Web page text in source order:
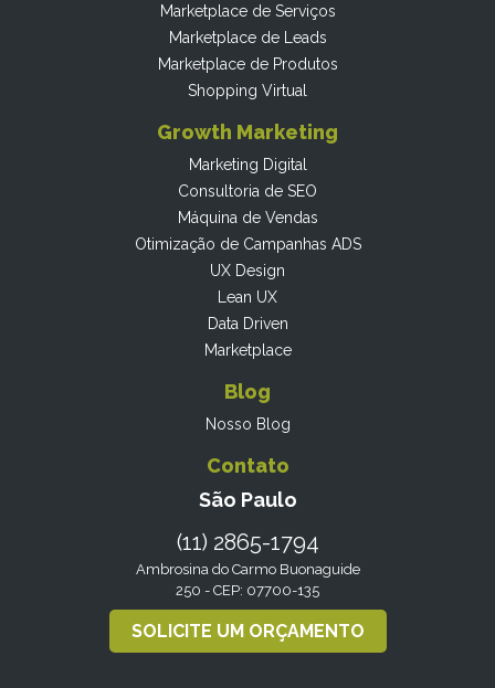
Marketplace de Serviços
Marketplace de Leads
Marketplace de Produtos
Shopping Virtual
Growth Marketing
Marketing Digital
Consultoria de SEO
Máquina de Vendas
Otimização de Campanhas ADS
UX Design
Lean UX
Data Driven
Marketplace
Blog
Nosso Blog
Contato
São Paulo
(11) 2865-1794
Ambrosina do Carmo Buonaguide
250 - CEP: 07700-135
SOLICITE UM ORÇAMENTO